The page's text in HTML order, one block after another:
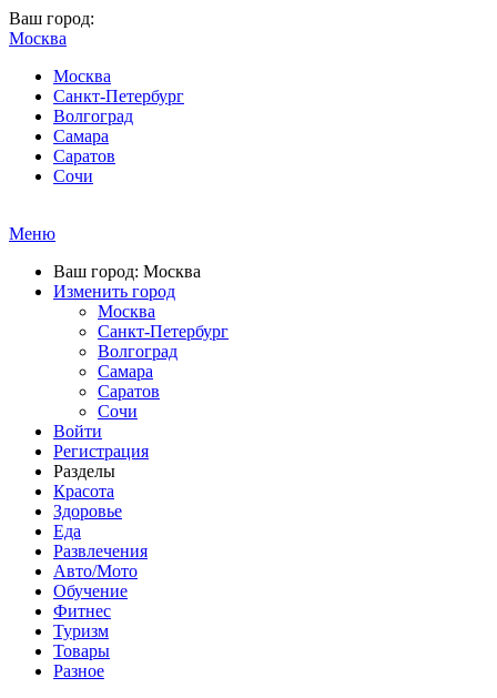
Ваш город:
Москва
Москва
Санкт-Петербург
Волгоград
Самара
Саратов
Сочи
Меню
Ваш город: Москва
Изменить город
Москва
Санкт-Петербург
Волгоград
Самара
Саратов
Сочи
Войти
Регистрация
Разделы
Красота
Здоровье
Еда
Развлечения
Авто/Мото
Обучение
Фитнес
Туризм
Товары
Разное